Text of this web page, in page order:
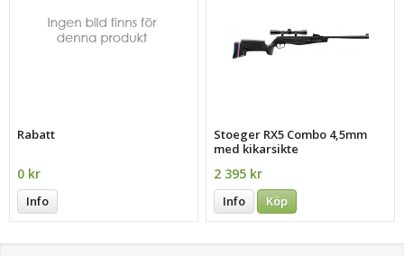
Rabatt
0 kr
Info
Stoeger RX5 Combo 4,5mm
med kikarsikte
2 395 kr
Info Köp